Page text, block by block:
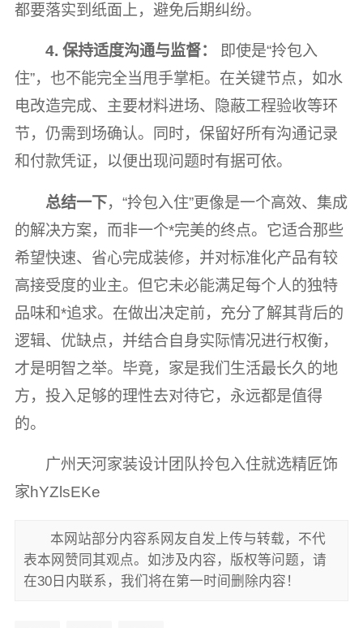
都要落实到纸面上，避免后期纠纷。
4. 保持适度沟通与监督：
即使是“拎包入
住”，也不能完全当甩手掌柜。在关键节点，如水
电改造完成、主要材料进场、隐蔽工程验收等环
节，仍需到场确认。同时，保留好所有沟通记录
和付款凭证，以便出现问题时有据可依。
总结一下，“拎包入住”更像是一个高效、集成
的解决方案，而非一个*完美的终点。它适合那些
希望快速、省心完成装修，并对标准化产品有较
高接受度的业主。但它未必能满足每个人的独特
品味和*追求。在做出决定前，充分了解其背后的
逻辑、优缺点，并结合自身实际情况进行权衡，
才是明智之举。毕竟，家是我们生活最长久的地
方，投入足够的理性去对待它，永远都是值得
的。
广州天河家装设计团队拎包入住就选精匠饰
家hYZlsEKe
本网站部分内容系网友自发上传与转载，不代
表本网赞同其观点。如涉及内容，版权等问题，请
在30日内联系，我们将在第一时间删除内容！